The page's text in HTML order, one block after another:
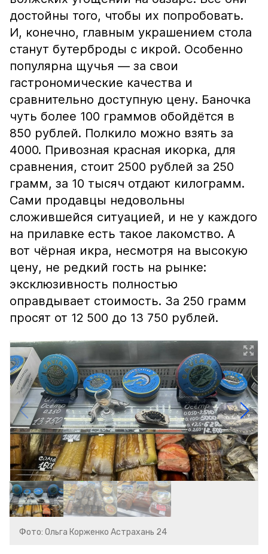
достойны того, чтобы их попробовать.
И, конечно, главным украшением стола
станут бутерброды с икрой. Особенно
популярна щучья — за свои
гастрономические качества и
сравнительно доступную цену. Баночка
чуть более 100 граммов обойдётся в
850 рублей. Полкило можно взять за
4000. Привозная красная икорка, для
сравнения, стоит 2500 рублей за 250
грамм, за 10 тысяч отдают килограмм.
Сами продавцы недовольны
сложившейся ситуацией, и не у каждого
на прилавке есть такое лакомство. А
вот чёрная икра, несмотря на высокую
цену, не редкий гость на рынке:
эксклюзивность полностью
оправдывает стоимость. За 250 грамм
просят от 12 500 до 13 750 рублей.
Фото: Ольга Корженко Астрахань 24